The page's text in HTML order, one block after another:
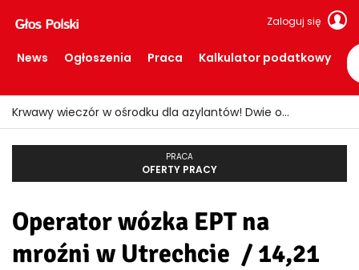
Zaloguj się
News Ogłoszenia Praca Kalkulator podatkowy
Krwawy wieczór w ośrodku dla azylantów! Dwie osoby ranne po ataku nożem
PRACA
OFERTY PRACY
Operator wózka EPT na
mroźni w Utrechcie / 14,21